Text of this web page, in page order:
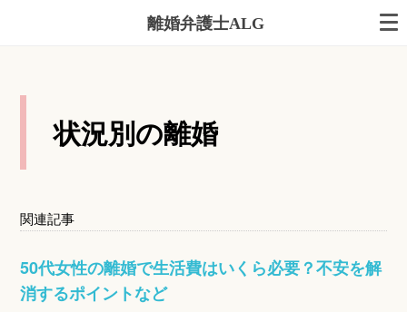
離婚弁護士ALG
状況別の離婚
関連記事
50代女性の離婚で生活費はいくら必要？不安を解
消するポイントなど